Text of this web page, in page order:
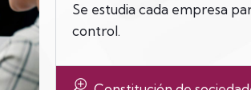
Se estudia cada empresa
control.